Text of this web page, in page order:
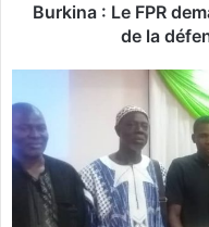
d
e
a
Burkina : Le FPR
de la
i
e